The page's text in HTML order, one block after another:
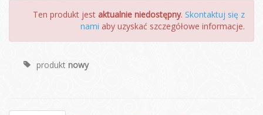
Ten produkt jest aktualnie niedostępny. Skontaktuj się z
nami aby uzyskać szczegółowe informacje.
produkt nowy